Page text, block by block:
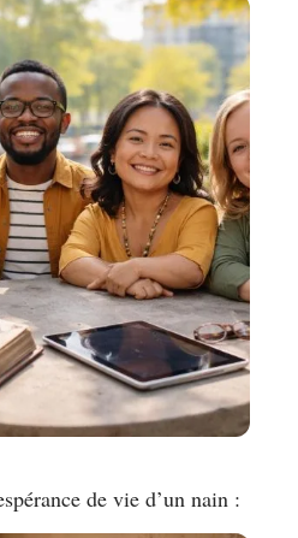
de vie d’un nain :